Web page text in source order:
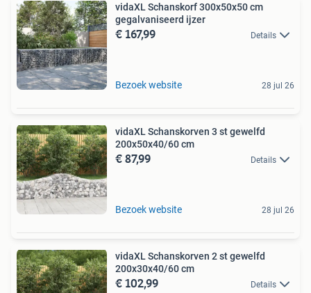
vidaXL Schanskorf 300x50x50 cm
gegalvaniseerd ijzer
€ 167,99 Details
Bezoek website 28 jul 26
vidaXL Schanskorven 3 st gewelfd
200x50x40/60 cm
€ 87,99 Details
Bezoek website 28 jul 26
vidaXL Schanskorven 2 st gewelfd
200x30x40/60 cm
€ 102,99 Details